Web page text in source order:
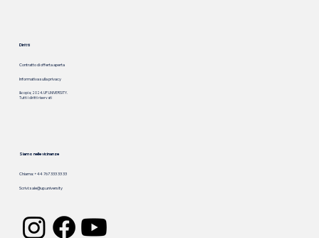
Diritti
Contratto di offerta aperta
Informativa sulla privacy
&copia; 2024. UP.UNIVERSITY.
Tutti i diritti riservati
Siamo nelle vicinanze
Scrivi:sale@up.university
Chiama: +44 767 333 33 33